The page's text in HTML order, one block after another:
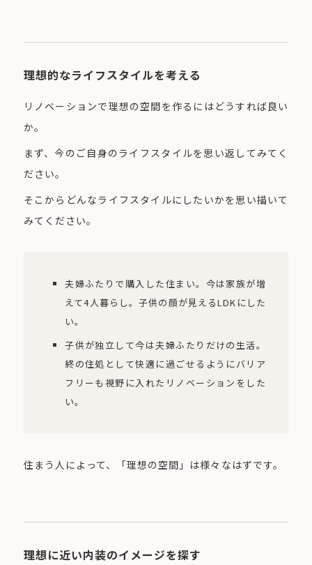
理想的なライフスタイルを考える
リノベーションで理想の空間を作るにはどうすれば良い
か。
まず、今のご自身のライフスタイルを思い返してみてく
ださい。
そこからどんなライフスタイルにしたいかを思い描いて
みてください。
夫婦ふたりで購入した住まい。今は家族が増
えて4人暮らし。子供の顔が見えるLDKにした
い。
子供が独立して今は夫婦ふたりだけの生活。
終の住処として快適に過ごせるようにバリア
フリーも視野に入れたリノベーションをした
い。
住まう人によって、「理想の空間」は様々なはずです。
理想に近い内装のイメージを探す